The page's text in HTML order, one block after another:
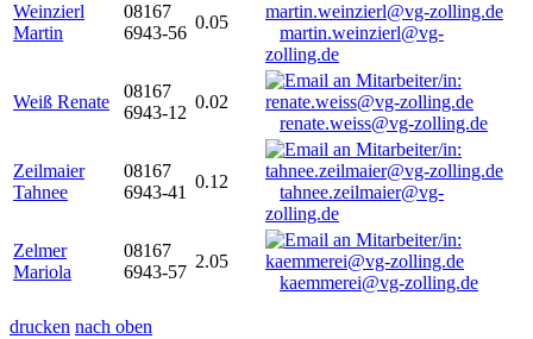
Weinzierl
Martin
08167
6943-56
0.05
martin.weinzierl@vg-
zolling.de
Weiß Renate
08167
6943-12
0.02
renate.weiss@vg-zolling.de
Zeilmaier
Tahnee
08167
6943-41
0.12
tahnee.zeilmaier@vg-
zolling.de
Zelmer
Mariola
08167
6943-57
2.05
kaemmerei@vg-zolling.de
drucken nach oben